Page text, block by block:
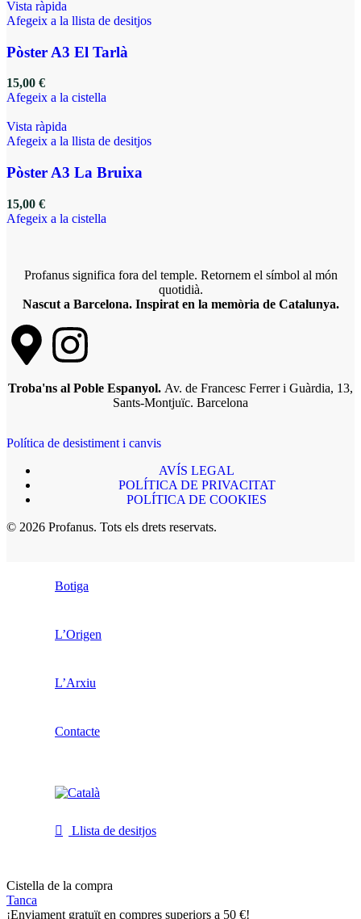
Vista ràpida
Afegeix a la llista de desitjos
Pòster A3 El Tarlà
15,00 €
Afegeix a la cistella
Vista ràpida
Afegeix a la llista de desitjos
Pòster A3 La Bruixa
15,00 €
Afegeix a la cistella
Profanus significa fora del temple. Retornem el símbol al món
quotidià.
Nascut a Barcelona. Inspirat en la memòria de Catalunya.
Troba'ns al Poble Espanyol. Av. de Francesc Ferrer i Guàrdia, 13,
Sants-Montjuïc. Barcelona
Política de desistiment i canvis
AVÍS LEGAL
POLÍTICA DE PRIVACITAT
POLÍTICA DE COOKIES
© 2026 Profanus. Tots els drets reservats.
Botiga
L’Origen
L’Arxiu
Contacte
Llista de desitjos
Cistella de la compra
Tanca
¡Enviament gratuït en compres superiors a 50 €!